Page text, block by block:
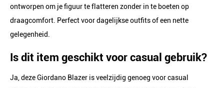
ontworpen om je figuur te flatteren zonder in te boeten op
draagcomfort. Perfect voor dagelijkse outfits of een nette
gelegenheid.
Is dit item geschikt voor casual gebruik?
Ja, deze Giordano Blazer is veelzijdig genoeg voor casual